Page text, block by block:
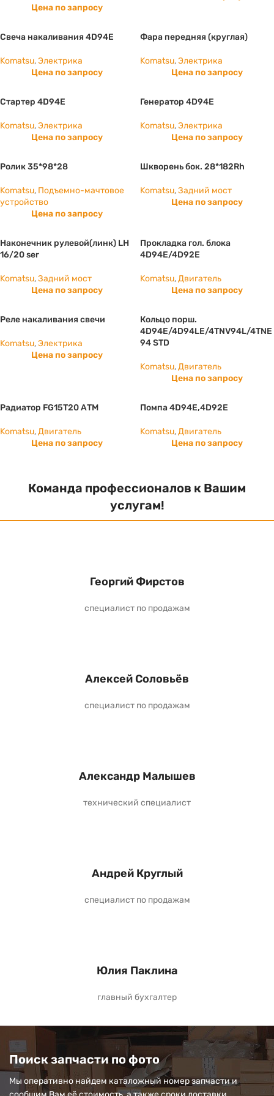
Цена по запросу
Свеча накаливания 4D94E
Komatsu,Электрика
Цена по запросу
Фара передняя (круглая)
Komatsu,Электрика
Цена по запросу
Стартер 4D94E
Komatsu,Электрика
Цена по запросу
Генератор 4D94E
Komatsu,Электрика
Цена по запросу
Ролик 35*98*28
Komatsu, Подъемно-мачтовое
устройство
Цена по запросу
Шкворень бок. 28*182Rh
Komatsu,Задний мост
Цена по запросу
Наконечник рулевой(линк) LH
16/20 ser
Komatsu,Задний мост
Цена по запросу
Прокладка гол. блока
4D94E/4D92E
Komatsu,Двигатель
Цена по запросу
Реле накаливания свечи
Komatsu,Электрика
Цена по запросу
Кольцо порш.
4D94E/4D94LE/4TNV94L/4TNE
94 STD
Komatsu,Двигатель
Цена по запросу
Радиатор FG15T20 АТМ
Komatsu,Двигатель
Цена по запросу
Помпа 4D94E,4D92E
Komatsu,Двигатель
Цена по запросу
Команда профессионалов к Вашим
услугам!
Георгий Фирстов
специалист по продажам
Алексей Соловьёв
специалист по продажам
Александр Малышев
технический специалист
Андрей Круглый
специалист по продажам
Юлия Паклина
главный бухгалтер
Поиск запчасти по фото
Мы оперативно найдем каталожный номер запчасти и